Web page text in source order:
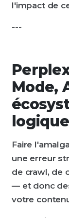
l'impact de
---
Mode,
Faire
une erreur
de crawl, de
— et donc
votre